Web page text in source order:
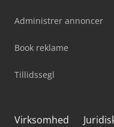
Administrer annoncer
Book reklame
Tillidssegl
Virksomhed